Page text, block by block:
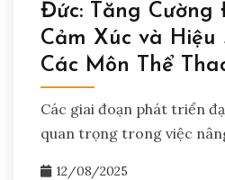
Đức: Tăng Cường
Cảm Xúc và Hiệu
Các Môn Thể
Các giai đoạn phát triển
quan trọng trong việc
12/08/2025